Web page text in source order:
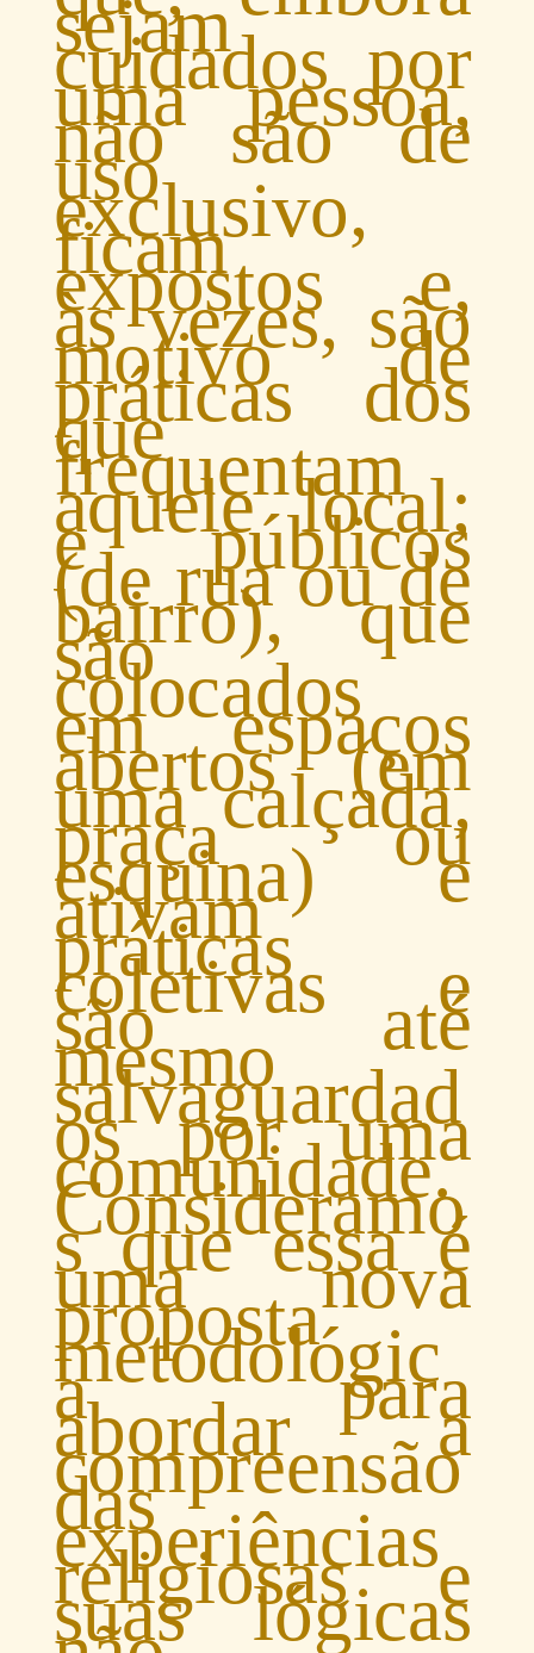
sejam
cuidados por
uma pessoa,
não são de
uso
exclusivo,
ficam
expostos e,
às vezes, são
motivo de
práticas dos
que
frequentam
aquele local;
e públicos
(de rua ou de
bairro), que
são
colocados
em espaços
abertos (em
uma calçada,
praça ou
esquina) e
ativam
práticas
coletivas e
são até
mesmo
salvaguardad
os por uma
comunidade.
Consideramo
s que essa é
uma nova
proposta
metodológic
a para
abordar a
compreensão
das
experiências
religiosas e
suas lógicas